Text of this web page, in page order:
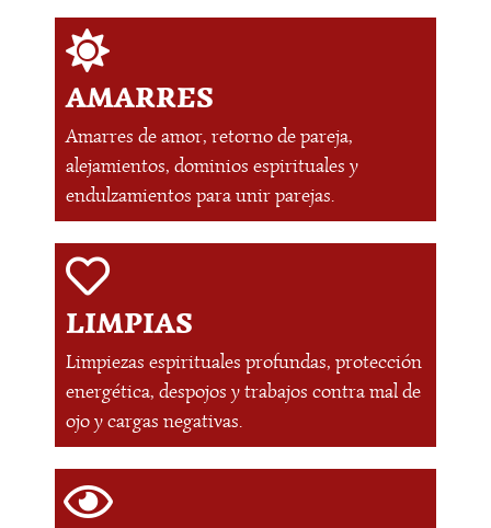
AMARRES
Amarres de amor, retorno de pareja,
alejamientos, dominios espirituales y
endulzamientos para unir parejas.
LIMPIAS
Limpiezas espirituales profundas, protección
energética, despojos y trabajos contra mal de
ojo y cargas negativas.